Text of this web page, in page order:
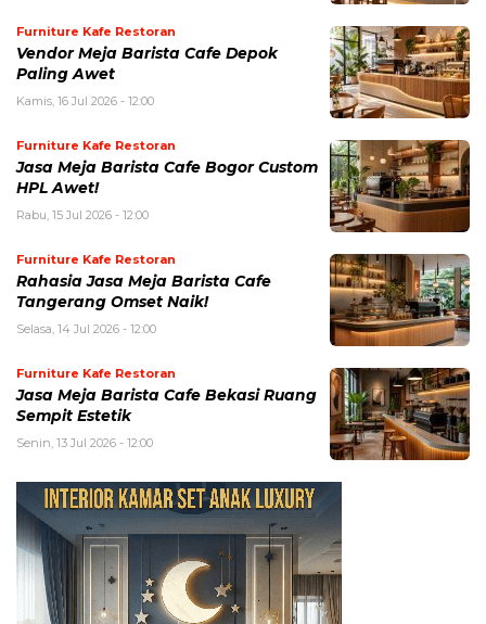
Furniture Kafe Restoran
Vendor Meja Barista Cafe Depok
Paling Awet
Kamis, 16 Jul 2026 - 12:00
Furniture Kafe Restoran
Jasa Meja Barista Cafe Bogor Custom
HPL Awet!
Rabu, 15 Jul 2026 - 12:00
Furniture Kafe Restoran
Rahasia Jasa Meja Barista Cafe
Tangerang Omset Naik!
Selasa, 14 Jul 2026 - 12:00
Furniture Kafe Restoran
Jasa Meja Barista Cafe Bekasi Ruang
Sempit Estetik
Senin, 13 Jul 2026 - 12:00